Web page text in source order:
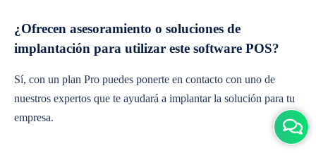
¿Ofrecen asesoramiento o soluciones de
implantación para utilizar este software POS?
Sí, con un plan Pro puedes ponerte en contacto con uno de
nuestros expertos que te ayudará a implantar la solución para tu
empresa.